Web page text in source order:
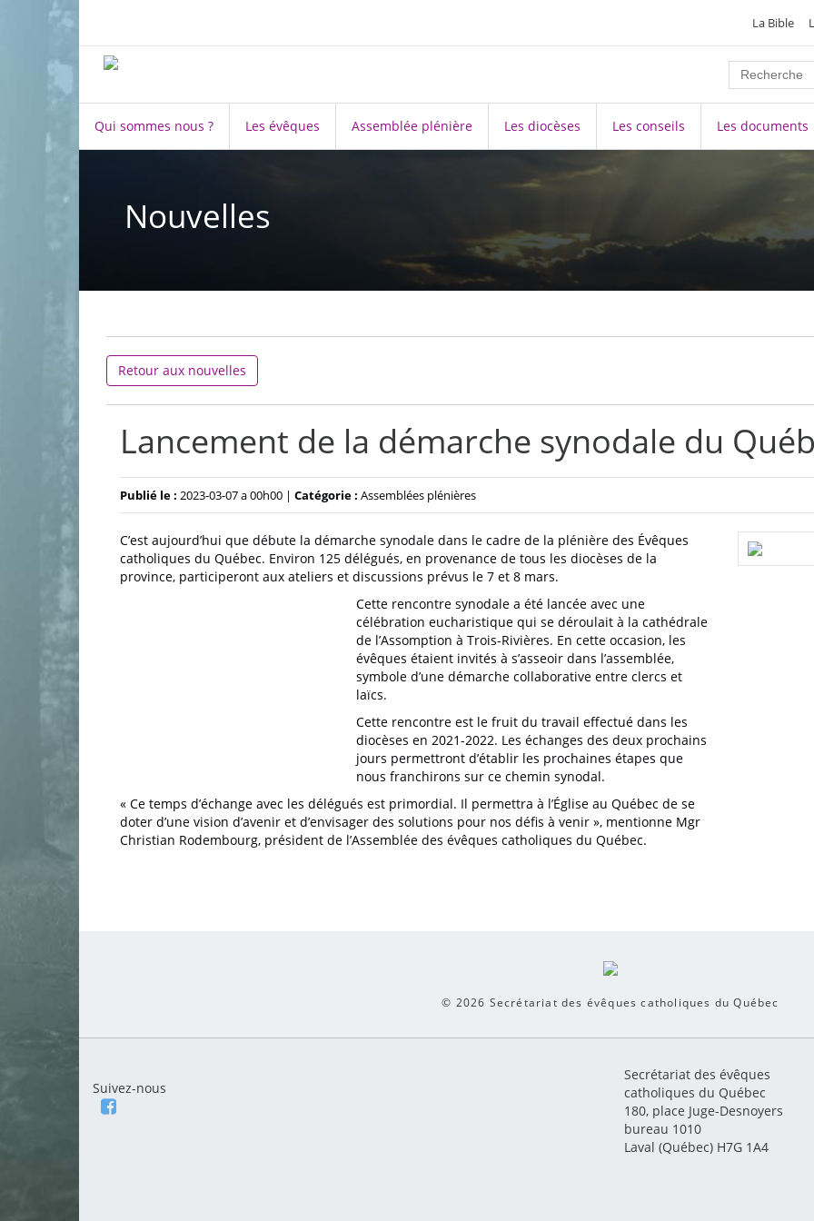
La Bible
Qui sommes nous ? Les évêques Assemblée plénière Les diocèses Les conseils Les documents
Nouvelles
Retour aux nouvelles
Lancement de la démarche synodale du
Publié le : 2023-03-07 a 00h00 | Catégorie : Assemblées plénières
C’est aujourd’hui que débute la démarche synodale dans le cadre de la plénière des Évêques
catholiques du Québec. Environ 125 délégués, en provenance de tous les diocèses de la
province, participeront aux ateliers et discussions prévus le 7 et 8 mars.
Cette rencontre synodale a été lancée avec une
célébration eucharistique qui se déroulait à la cathédrale
de l’Assomption à Trois-Rivières. En cette occasion, les
évêques étaient invités à s’asseoir dans l’assemblée,
symbole d’une démarche collaborative entre clercs et
laïcs.
Cette rencontre est le fruit du travail effectué dans les
diocèses en 2021-2022. Les échanges des deux prochains
jours permettront d’établir les prochaines étapes que
nous franchirons sur ce chemin synodal.
« Ce temps d’échange avec les délégués est primordial. Il permettra à l’Église au Québec de se
doter d’une vision d’avenir et d’envisager des solutions pour nos défis à venir », mentionne Mgr
Christian Rodembourg, président de l’Assemblée des évêques catholiques du Québec.
© 2026 Secrétariat des évêques catholiques du Québec
Suivez-nous
Secrétariat des évêques
catholiques du Québec
180, place Juge-Desnoyers
bureau 1010
Laval (Québec) H7G 1A4